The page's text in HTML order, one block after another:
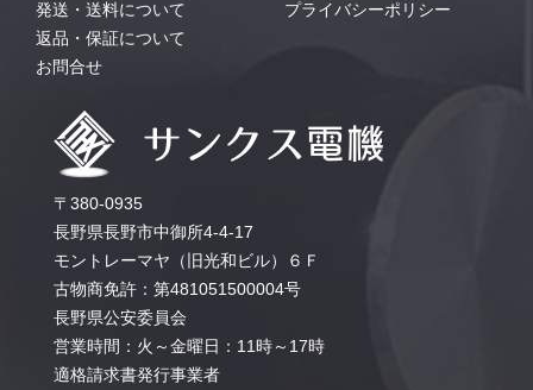
発送・送料について
返品・保証について
お問合せ
プライバシーポリシー
〒380-0935
長野県長野市中御所4-4-17
モントレーマヤ（旧光和ビル）６Ｆ
古物商免許：第481051500004号
長野県公安委員会
営業時間：火～金曜日：11時～17時
適格請求書発行事業者